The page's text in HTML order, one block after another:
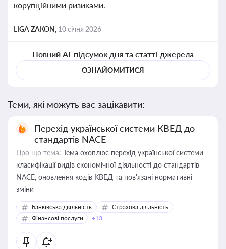
корупційними ризиками.
LIGA ZAKON, 10 січня 2026
Повний AI-підсумок дня та статті-джерела
ОЗНАЙОМИТИСЯ
Теми, які можуть вас зацікавити:
Перехід української системи КВЕД до
стандартів NACE
Про що тема: Тема охоплює перехід української системи
класифікації видів економічної діяльності до стандартів
NACE, оновлення кодів КВЕД та пов'язані нормативні
зміни
Банківська діяльність
Страхова діяльність
Фінансові послуги
+13